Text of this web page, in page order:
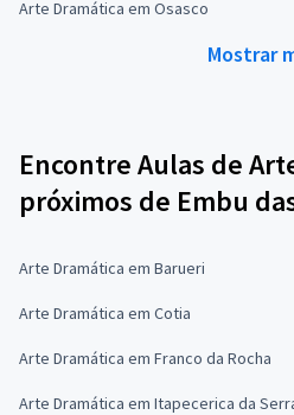
Arte Dramática em Osasco
Mostrar
Encontre Aulas de
próximos de Embu
Arte Dramática em Barueri
Arte Dramática em Cotia
Arte Dramática em Franco da Rocha
Arte Dramática em Itapecerica da